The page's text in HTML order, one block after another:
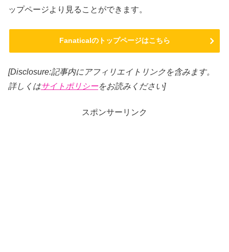
ップページより見ることができます。
Fanaticalのトップページはこちら
[Disclosure:記事内にアフィリエイトリンクを含みます。
詳しくはサイトポリシーをお読みください]
スポンサーリンク